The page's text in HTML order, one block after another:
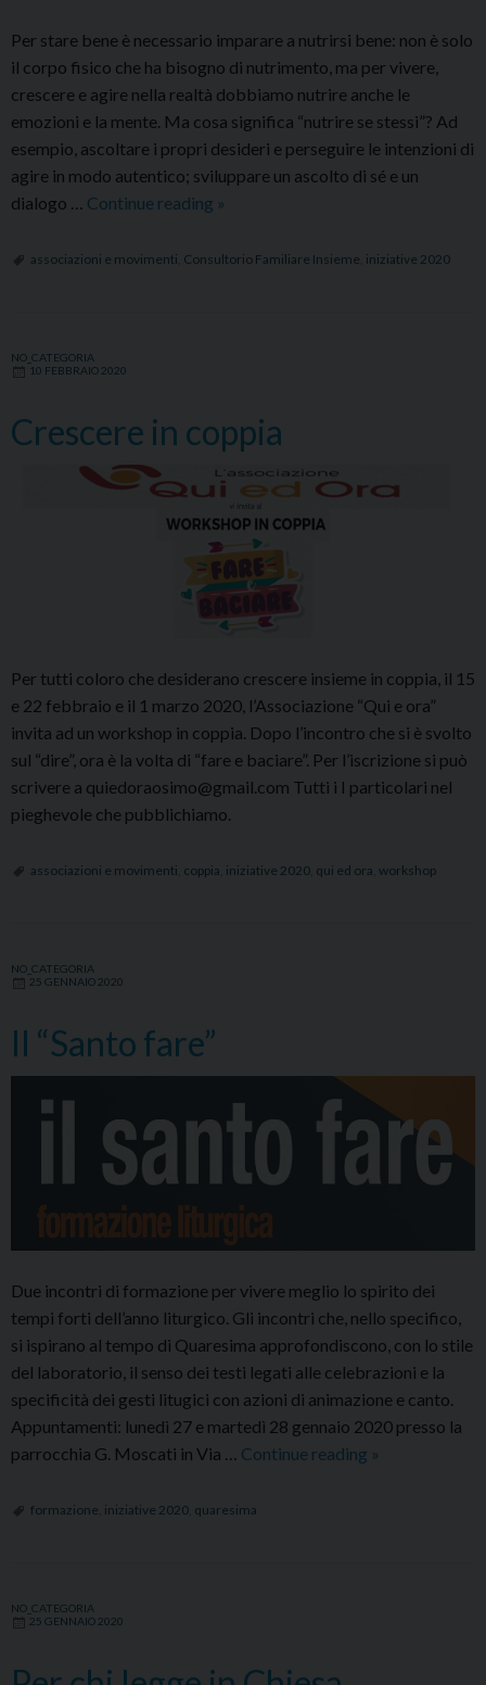
Per stare bene è necessario imparare a nutrirsi bene: non è solo
il corpo fisico che ha bisogno di nutrimento, ma per vivere,
crescere e agire nella realtà dobbiamo nutrire anche le
emozioni e la mente. Ma cosa significa “nutrire se stessi”? Ad
esempio, ascoltare i propri desideri e perseguire le intenzioni di
agire in modo autentico; sviluppare un ascolto di sé e un
dialogo … Continue reading Nutrire
Stessi:
»
associazioni e movimenti Consultorio Familiare Insieme iniziative 2020
NO_CATEGORIA
10 FEBBRAIO 2020
Crescere in coppia
Per tutti coloro che desiderano crescere insieme in coppia, il 15
e 22 febbraio e il 1 marzo 2020, l’Associazione “Qui e ora”
invita ad un workshop in coppia. Dopo l’incontro che si è svolto
sul “dire”, ora è la volta di “fare e baciare”. Per l’iscrizione si può
scrivere a quiedoraosimo@gmail.com Tutti i I particolari nel
pieghevole che pubblichiamo.
associazioni e movimenti coppia iniziative 2020 qui ed ora workshop
NO_CATEGORIA
25 GENNAIO 2020
Il “Santo fare”
Due incontri di formazione per vivere meglio lo spirito dei
tempi forti dell’anno liturgico. Gli incontri che, nello specifico,
si ispirano al tempo di Quaresima approfondiscono, con lo stile
del laboratorio, il senso dei testi legati alle celebrazioni e la
specificità dei gesti litugici con azioni di animazione e canto.
Appuntamenti: lunedì 27 e martedì 28 gennaio 2020 presso la
parrocchia G. Moscati in Via … Continue reading Il»
formazione iniziative 2020 quaresima
NO_CATEGORIA
25 GENNAIO 2020